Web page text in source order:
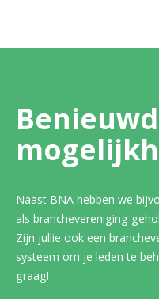
Naast BNA hebben we
als branchevereniging
Zijn jullie ook een
systeem om je leden te
graag!